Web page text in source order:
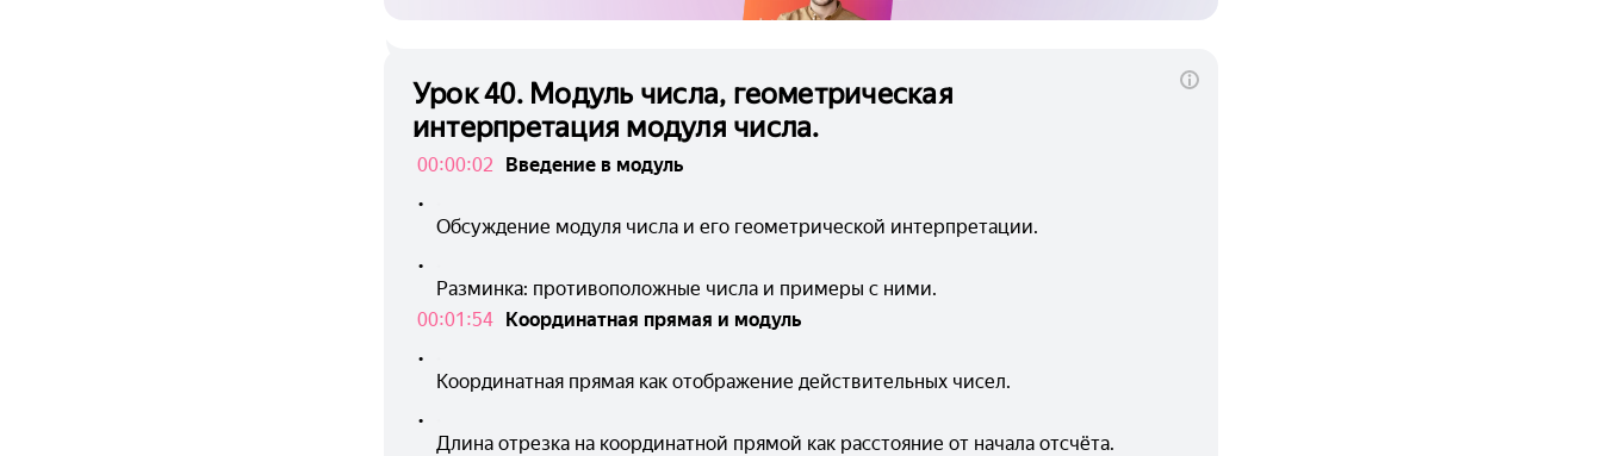
Урок 40. Модуль числа, геометрическая
интерпретация модуля числа.
00:00:02
Введение в модуль
Обсуждение модуля числа и его геометрической интерпретации.
Разминка: противоположные числа и примеры с ними.
00:01:54 Координатная прямая и модуль
Координатная прямая как отображение действительных чисел.
Длина отрезка на координатной прямой как расстояние от начала отсчёта.